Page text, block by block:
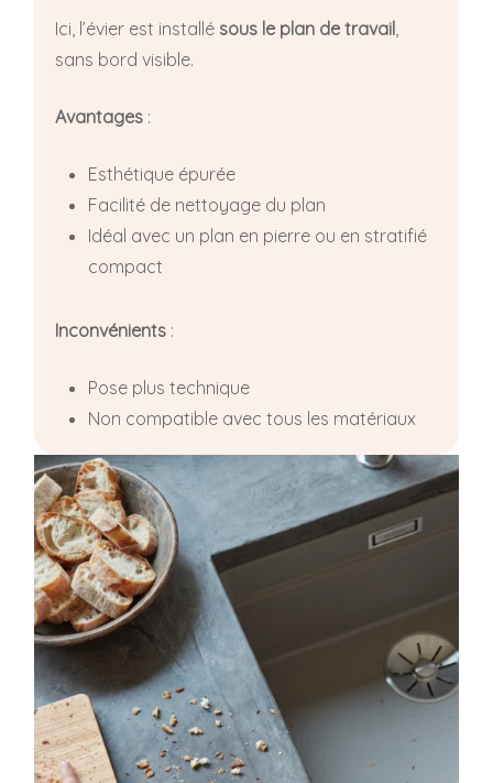
Ici, l’évier est installé sous le plan de travail
sans bord visible.
Avantages :
Esthétique épurée
Facilité de nettoyage du plan
Idéal avec un plan en pierre ou en stratifié
compact
Inconvénients :
Pose plus technique
Non compatible avec tous les matériaux